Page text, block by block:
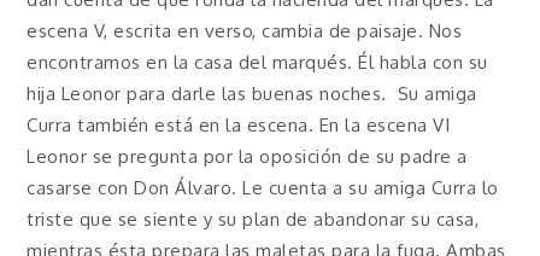
escena V, escrita en verso, cambia de paisaje. Nos
encontramos en la casa del marqués. Él habla con su
hija Leonor para darle las buenas noches. Su amiga
Curra también está en la escena. En la escena VI
Leonor se pregunta por la oposición de su padre a
casarse con Don Álvaro. Le cuenta a su amiga Curra lo
triste que se siente y su plan de abandonar su casa,
mientras ésta prepara las maletas para la fuga. Ambas